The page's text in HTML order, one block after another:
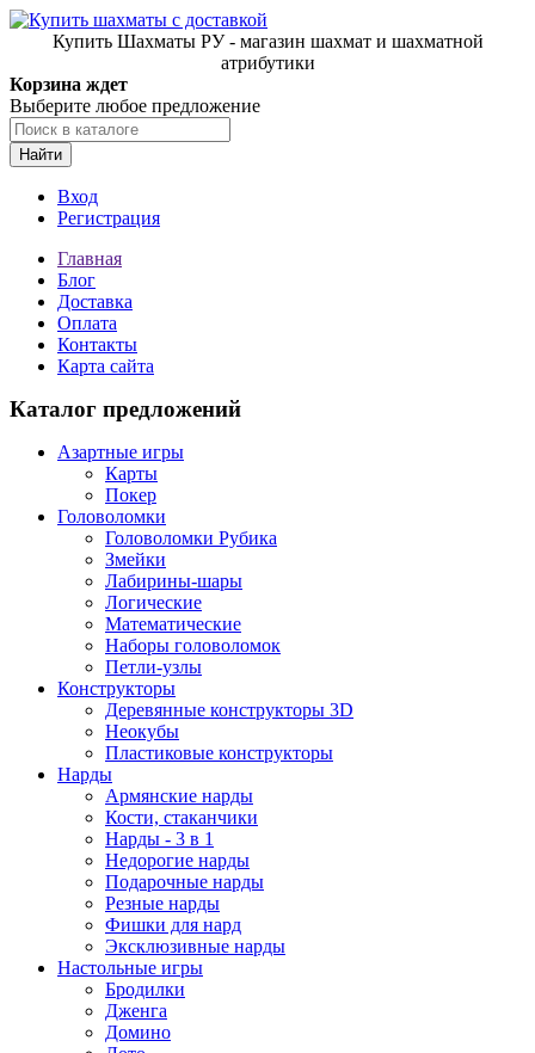
Купить Шахматы РУ - магазин шахмат и шахматной
атрибутики
Корзина ждет
Выберите любое предложение
Найти
Вход
Регистрация
Главная
Блог
Доставка
Оплата
Контакты
Карта сайта
Каталог предложений
Азартные игры
Карты
Покер
Головоломки
Головоломки Рубика
Змейки
Лабирины-шары
Логические
Математические
Наборы головоломок
Петли-узлы
Конструкторы
Деревянные конструкторы 3D
Неокубы
Пластиковые конструкторы
Нарды
Армянские нарды
Кости, стаканчики
Нарды - 3 в 1
Недорогие нарды
Подарочные нарды
Резные нарды
Фишки для нард
Эксклюзивные нарды
Настольные игры
Бродилки
Дженга
Домино